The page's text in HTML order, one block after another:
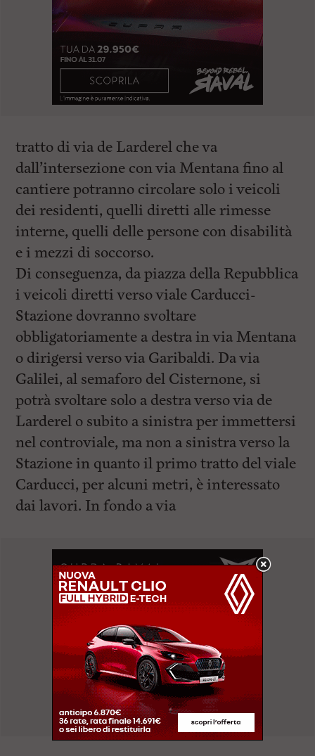
tratto di via de Larderel che va
dall’intersezione con via Mentana fino al
cantiere potranno circolare solo i veicoli
dei residenti, quelli diretti alle rimesse
interne, quelli delle persone con disabilità
e i mezzi di soccorso.
Di conseguenza, da piazza della Repubblica
i veicoli diretti verso viale Carducci-
Stazione dovranno svoltare
obbligatoriamente a destra in via Mentana
o dirigersi verso via Garibaldi. Da via
Galilei, al semaforo del Cisternone, si
potrà svoltare solo a destra verso via de
Larderel o subito a sinistra per immettersi
nel controviale, ma non a sinistra verso la
Stazione in quanto il primo tratto del viale
Carducci, per alcuni metri, è interessato
dai lavori. In fondo a via